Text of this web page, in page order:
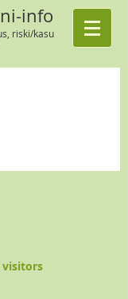
info
riski/kasu
visitors